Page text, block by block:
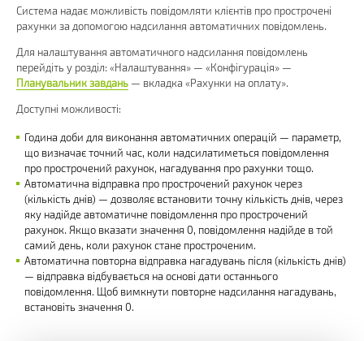
Система надає можливість повідомляти клієнтів про прострочені
рахунки за допомогою надсилання автоматичних повідомлень.
Для налаштування автоматичного надсилання повідомлень
перейдіть у розділ: «Налаштування» — «Конфігурація» —
Планувальник завдань — вкладка «Рахунки на оплату».
Доступні можливості:
Година доби для виконання автоматичних операцій — параметр,
що визначає точний час, коли надсилатиметься повідомлення
про прострочений рахунок, нагадування про рахунки тощо.
Автоматична відправка про прострочений рахунок через
(кількість днів) — дозволяє встановити точну кількість днів, через
яку надійде автоматичне повідомлення про прострочений
рахунок. Якщо вказати значення 0, повідомлення надійде в той
самий день, коли рахунок стане простроченим.
Автоматична повторна відправка нагадувань після (кількість днів)
— відправка відбувається на основі дати останнього
повідомлення. Щоб вимкнути повторне надсилання нагадувань,
встановіть значення 0.